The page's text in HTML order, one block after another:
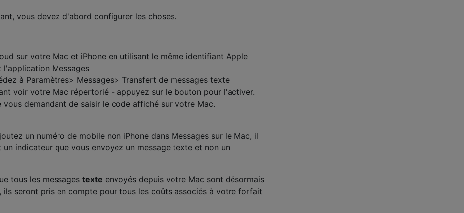
vous devez d'abord configurer les choses.
sur votre Mac et iPhone en utilisant le même identifiant Apple
l'application Messages
à Paramètres> Messages> Transfert de messages texte
voir votre Mac répertorié - appuyez sur le bouton pour l'activer.
vous demandant de saisir le code affiché sur votre Mac.
un numéro de mobile non iPhone dans Messages sur le Mac, il
indicateur que vous envoyez un message texte et non un
tous les messages texte envoyés depuis votre Mac sont désormais
ils seront pris en compte pour tous les coûts associés à votre forfait